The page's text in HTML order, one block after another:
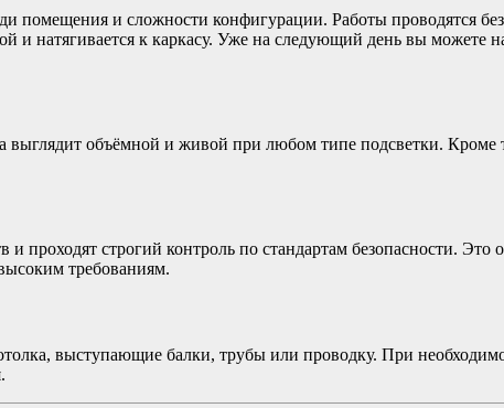
помещения и сложности конфигурации. Работы проводятся
и натягивается к каркасу. Уже на следующий день вы можете
объёмной и живой при любом типе подсветки. Кроме
строгий контроль по стандартам безопасности. Это
требованиям.
выступающие балки, трубы или проводку. При